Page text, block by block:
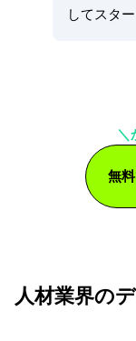
してスタ
＼
無
人材業界の